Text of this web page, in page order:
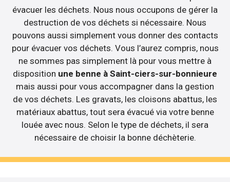
évacuer les déchets. Nous nous occupons de gérer la
destruction de vos déchets si nécessaire. Nous
pouvons aussi simplement vous donner des contacts
pour évacuer vos déchets. Vous l’aurez compris, nous
ne sommes pas simplement là pour vous mettre à
disposition une benne à Saint-ciers-sur-bonnieure
mais aussi pour vous accompagner dans la gestion
de vos déchets. Les gravats, les cloisons abattus, les
matériaux abattus, tout sera évacué via votre benne
louée avec nous. Selon le type de déchets, il sera
nécessaire de choisir la bonne déchèterie.